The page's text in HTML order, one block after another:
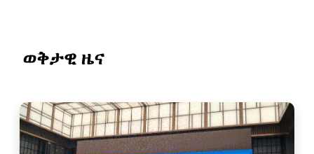
ወቅታዊ ዜና